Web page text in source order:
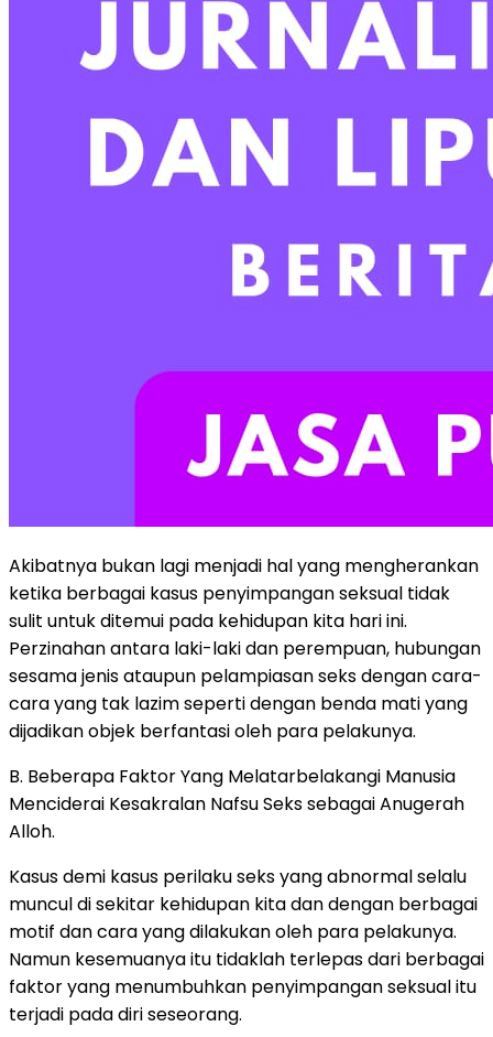
Akibatnya bukan lagi menjadi hal yang mengherankan
ketika berbagai kasus penyimpangan seksual tidak
sulit untuk ditemui pada kehidupan kita hari ini.
Perzinahan antara laki-laki dan perempuan, hubungan
sesama jenis ataupun pelampiasan seks dengan cara-
cara yang tak lazim seperti dengan benda mati yang
dijadikan objek berfantasi oleh para pelakunya.
B. Beberapa Faktor Yang Melatarbelakangi Manusia
Menciderai Kesakralan Nafsu Seks sebagai Anugerah
Alloh.
Kasus demi kasus perilaku seks yang abnormal selalu
muncul di sekitar kehidupan kita dan dengan berbagai
motif dan cara yang dilakukan oleh para pelakunya.
Namun kesemuanya itu tidaklah terlepas dari berbagai
faktor yang menumbuhkan penyimpangan seksual itu
terjadi pada diri seseorang.